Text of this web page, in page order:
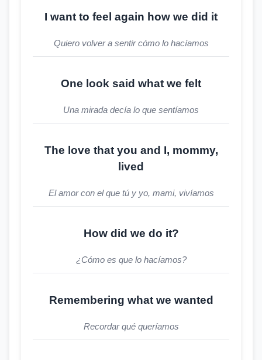
I want to feel again how we did it
Quiero volver a sentir cómo lo hacíamos
One look said what we felt
Una mirada decía lo que sentíamos
The love that you and I, mommy,
lived
El amor con el que tú y yo, mami, vivíamos
How did we do it?
¿Cómo es que lo hacíamos?
Remembering what we wanted
Recordar qué queríamos